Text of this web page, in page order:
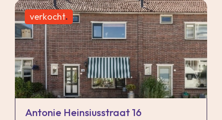
verkocht.
Antonie Heinsiusstraat 16